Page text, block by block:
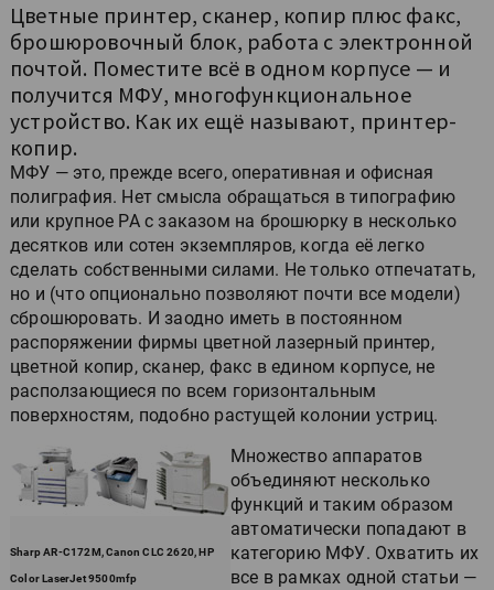
Цветные принтер, сканер, копир плюс факс,
брошюровочный блок, работа с электронной
почтой. Поместите всё в одном корпусе — и
получится МФУ, многофункциональное
устройство. Как их ещё называют, принтер-
копир.
МФУ — это, прежде всего, оперативная и офисная
полиграфия. Нет смысла обращаться в типографию
или крупное РА с заказом на брошюрку в несколько
десятков или сотен экземпляров, когда её легко
сделать собственными силами. Не только отпечатать,
но и (что опционально позволяют почти все модели)
сброшюровать. И заодно иметь в постоянном
распоряжении фирмы цветной лазерный принтер,
цветной копир, сканер, факс в едином корпусе, не
расползающиеся по всем горизонтальным
поверхностям, подобно растущей колонии устриц.
Sharp AR-C172M, Canon CLC 2620, HP
Color LaserJet 9500mfp
Множество аппаратов
объединяют несколько
функций и таким образом
автоматически попадают в
категорию МФУ. Охватить их
все в рамках одной статьи —